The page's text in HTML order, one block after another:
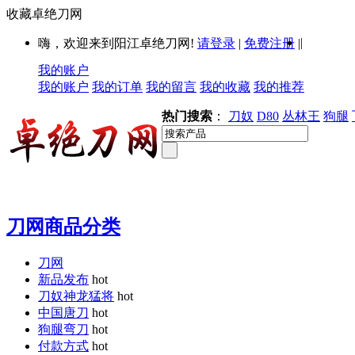
收藏卓绝刀网
嗨，欢迎来到阳江卓绝刀网! 请登录 | 免费注册 ||
我的账户
我的账户 我的订单 我的留言 我的收藏 我的推荐
热门搜索 ： 刀奴 D80 丛林王 狗腿
刀网商品分类
刀网
新品发布 hot
刀奴神龙猛将 hot
中国唐刀 hot
狗腿弯刀 hot
付款方式 hot